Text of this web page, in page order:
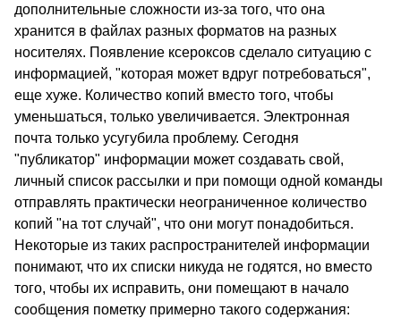
дополнительные сложности из-за того, что она
хранится в файлах разных форматов на разных
носителях. Появление ксероксов сделало ситуацию с
информацией, "которая может вдруг потребоваться",
еще хуже. Количество копий вместо того, чтобы
уменьшаться, только увеличивается. Электронная
почта только усугубила проблему. Сегодня
"публикатор" информации может создавать свой,
личный список рассылки и при помощи одной команды
отправлять практически неограниченное количество
копий "на тот случай", что они могут понадобиться.
Некоторые из таких распространителей информации
понимают, что их списки никуда не годятся, но вместо
того, чтобы их исправить, они помещают в начало
сообщения пометку примерно такого содержания: